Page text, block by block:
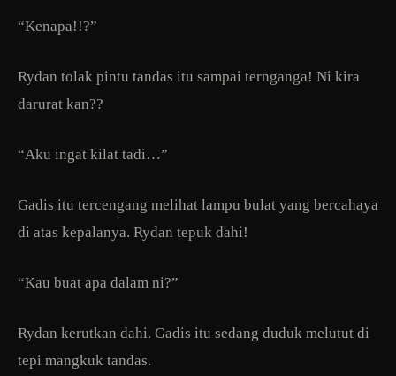
“Kenapa!!?”
Rydan tolak pintu tandas itu sampai ternganga! Ni kira
darurat kan??
“Aku ingat kilat tadi…”
Gadis itu tercengang melihat lampu bulat yang bercahaya
di atas kepalanya. Rydan tepuk dahi!
“Kau buat apa dalam ni?”
Rydan kerutkan dahi. Gadis itu sedang duduk melutut di
tepi mangkuk tandas.